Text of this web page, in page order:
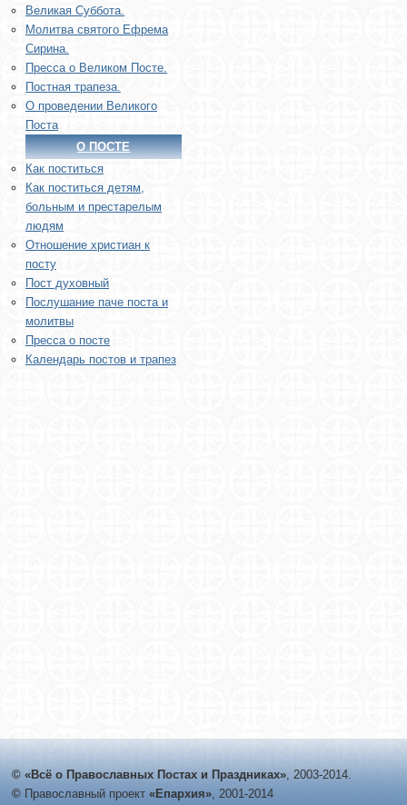
Великая Суббота.
Молитва святого Ефрема
Сирина.
Пресса о Великом Посте.
Постная трапеза.
О проведении Великого
Поста
О ПОСТЕ
Как поститься
Как поститься детям,
больным и престарелым
людям
Отношение христиан к
посту
Пост духовный
Послушание паче поста и
молитвы
Пресса о посте
Календарь постов и трапез
© «Всё о Православных Постах и Праздниках», 2003-2014.
© Православный проект «Епархия», 2001-2014